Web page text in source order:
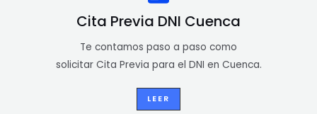
Cita Previa DNI Cuenca
Te contamos paso a paso como
solicitar Cita Previa para el DNI en Cuenca.
LEER